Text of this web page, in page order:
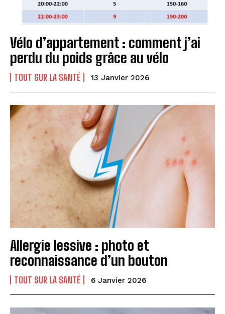
Vélo d’appartement : comment j’ai
perdu du poids grâce au vélo
TOUT SUR LA SANTÉ 13 Janvier 2026
Allergie lessive : photo et
reconnaissance d’un bouton
TOUT SUR LA SANTÉ 6 Janvier 2026